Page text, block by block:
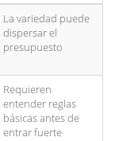
La variedad puede
dispersar el
presupuesto
Requieren
entender reglas
básicas antes de
entrar fuerte